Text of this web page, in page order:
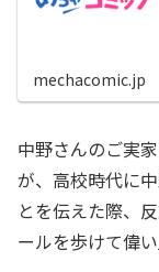
mechacomic.jp
中野さんのご実
が、高校時代に
とを伝えた際、
ールを歩けて偉